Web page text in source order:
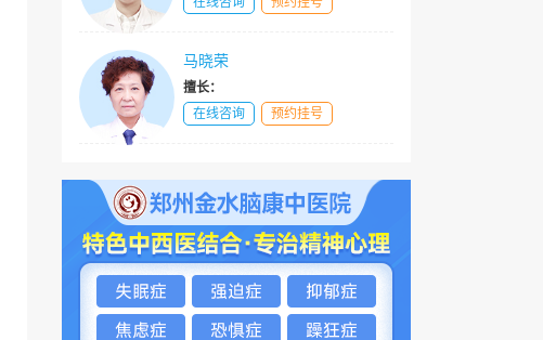
马晓荣
擅长：
在线咨询
预约挂号